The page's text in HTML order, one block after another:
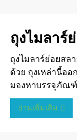
ถุงไมลาร์
ถุงไมลาร์ย่อยสล
ด้วย ถุงเหล่านี้อ
มองหาบรรจุภัณ
อ่านเพิ่มเติม